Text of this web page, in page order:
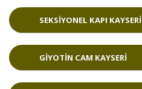
SEKSIYONEL KAPI KAYSERI
GIYOTIN CAM KAYSERI